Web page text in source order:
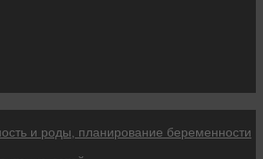
и роды, планирование беременности